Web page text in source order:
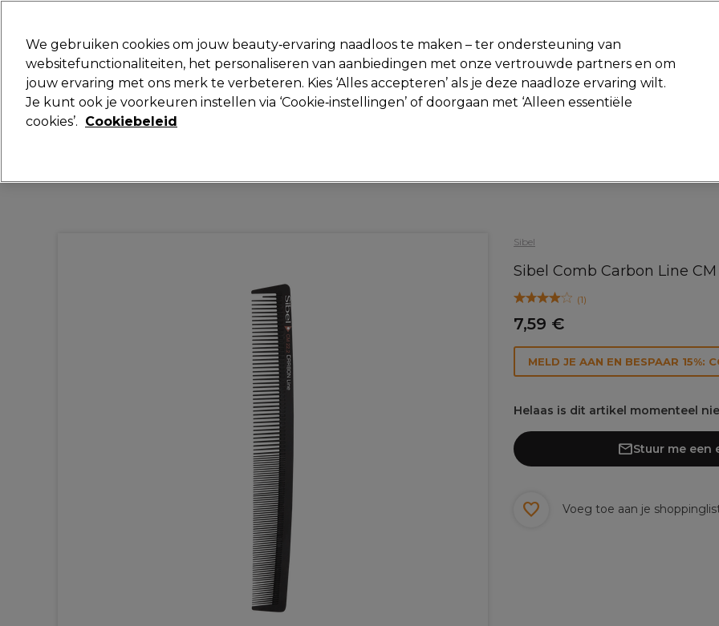
Merken Deals Haar Elektra Beauty Salon interieur Mannen Vegan Nieuwe producten
Volgende dag geleverd*
Sibel
Sibel Comb Carbon Line
(1)
7,59 €
MELD JE AAN EN BESPAAR 15%:
Helaas is dit artikel momenteel
Stuur me een
Voeg toe aan je
We gebruiken cookies om jouw beauty‑ervaring naadloos te maken – ter ondersteuning van
websitefunctionaliteiten, het personaliseren van aanbiedingen met onze vertrouwde partners en om
jouw ervaring met ons merk te verbeteren. Kies ‘Alles accepteren’ als je deze naadloze ervaring wilt.
Je kunt ook je voorkeuren instellen via ‘Cookie‑instellingen’ of doorgaan met ‘Alleen essentiële
cookies’. Cookiebeleid